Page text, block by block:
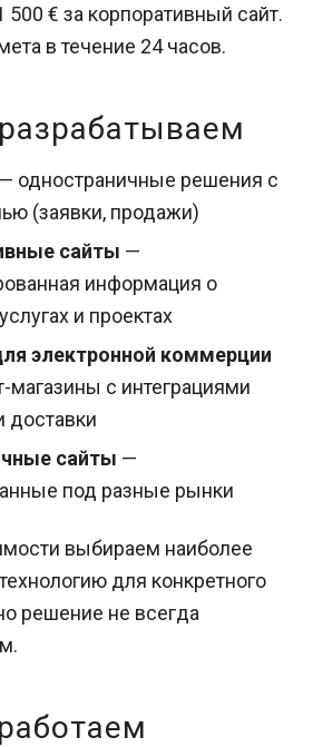
500 € за корпоративный сайт.
в течение 24 часов.
— одностраничные решения с
(заявки, продажи)
сайты —
информация о
и проектах
электронной коммерции
магазины с интеграциями
доставки
сайты —
под разные рынки
выбираем наиболее
для конкретного
решение не всегда